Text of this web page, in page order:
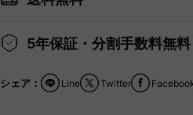
5年保証・分割手数料無料
シェア： Twitter
Line